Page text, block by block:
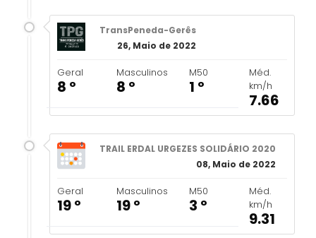
TransPeneda-Gerês
26, Maio de 2022
Geral
8 º
Masculinos
8 º
M50
1 º
Méd.
km/h
7.66
TRAIL ERDAL URGEZES SOLIDÁRIO 2020
08, Maio de 2022
Geral
19 º
Masculinos
19 º
M50
3 º
Méd.
km/h
9.31